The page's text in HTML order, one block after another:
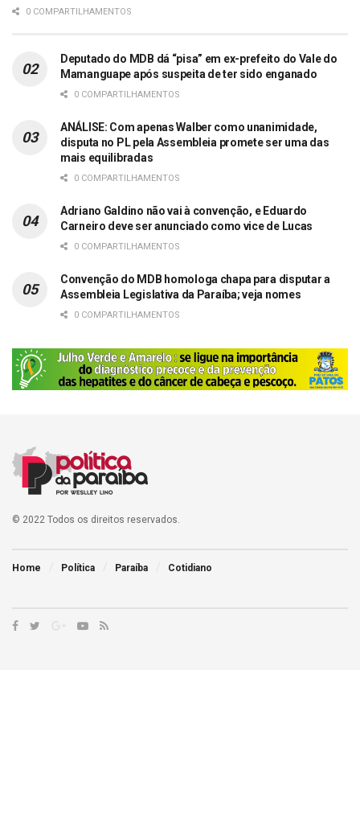
0 COMPARTILHAMENTOS
Deputado do MDB dá “pisa” em ex-prefeito do Vale do
Mamanguape após suspeita de ter sido enganado
0 COMPARTILHAMENTOS
ANÁLISE: Com apenas Walber como unanimidade,
disputa no PL pela Assembleia promete ser uma das
mais equilibradas
0 COMPARTILHAMENTOS
Adriano Galdino não vai à convenção, e Eduardo
Carneiro deve ser anunciado como vice de Lucas
0 COMPARTILHAMENTOS
Convenção do MDB homologa chapa para disputar a
Assembleia Legislativa da Paraíba; veja nomes
0 COMPARTILHAMENTOS
© 2022 Todos os direitos reservados.
Home Política Paraíba Cotidiano